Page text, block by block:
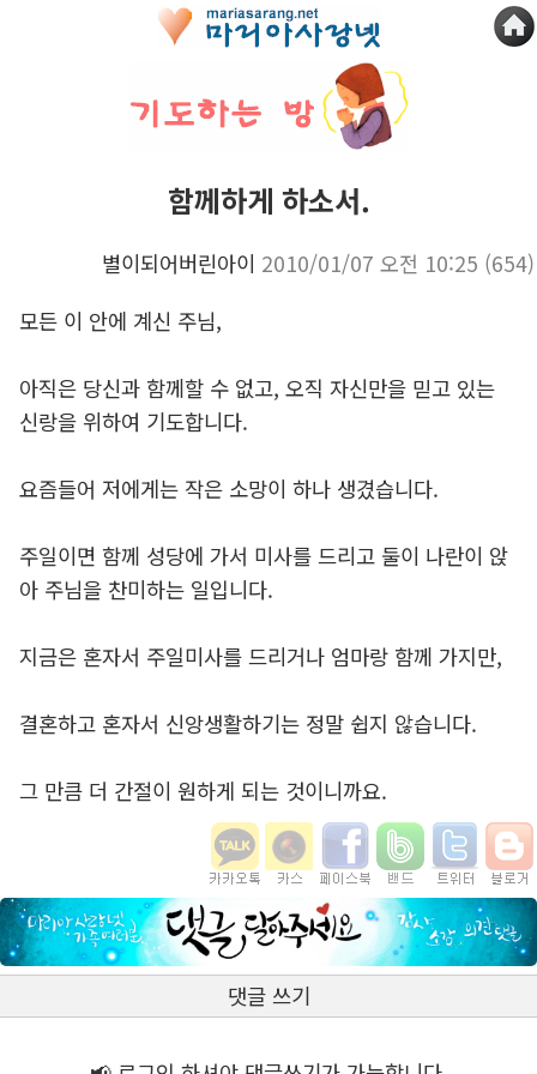
함께하게 하소서.
별이되어버린아이 2010/01/07 오전 10:25 (654)
모든 이 안에 계신 주님,
아직은 당신과 함께할 수 없고, 오직 자신만을 믿고 있는
신랑을 위하여 기도합니다.
요즘들어 저에게는 작은 소망이 하나 생겼습니다.
주일이면 함께 성당에 가서 미사를 드리고 둘이 나란이 앉
아 주님을 찬미하는 일입니다.
지금은 혼자서 주일미사를 드리거나 엄마랑 함께 가지만,
결혼하고 혼자서 신앙생활하기는 정말 쉽지 않습니다.
그 만큼 더 간절이 원하게 되는 것이니까요.
댓글 쓰기